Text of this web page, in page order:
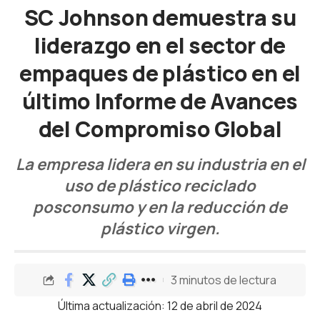
SC Johnson demuestra su
liderazgo en el sector de
empaques de plástico en el
último Informe de Avances
del Compromiso Global
La empresa lidera en su industria en el
uso de plástico reciclado
posconsumo y en la reducción de
plástico virgen.
Última actualización: 12 de abril de 2024
3 minutos de lectura